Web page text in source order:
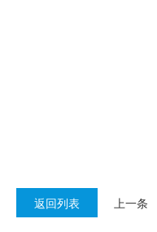
返回列表 上一条